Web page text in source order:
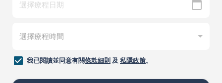
我已閱讀並同意有關條款細則及 私隱政策。